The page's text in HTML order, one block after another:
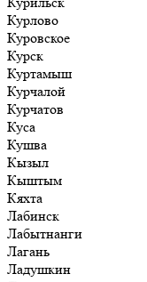
Курлово
Куровское
Курск
Куртамыш
Курчалой
Курчатов
Куса
Кушва
Кызыл
Кыштым
Кяхта
Лабинск
Лабытнанги
Лагань
Ладушкин